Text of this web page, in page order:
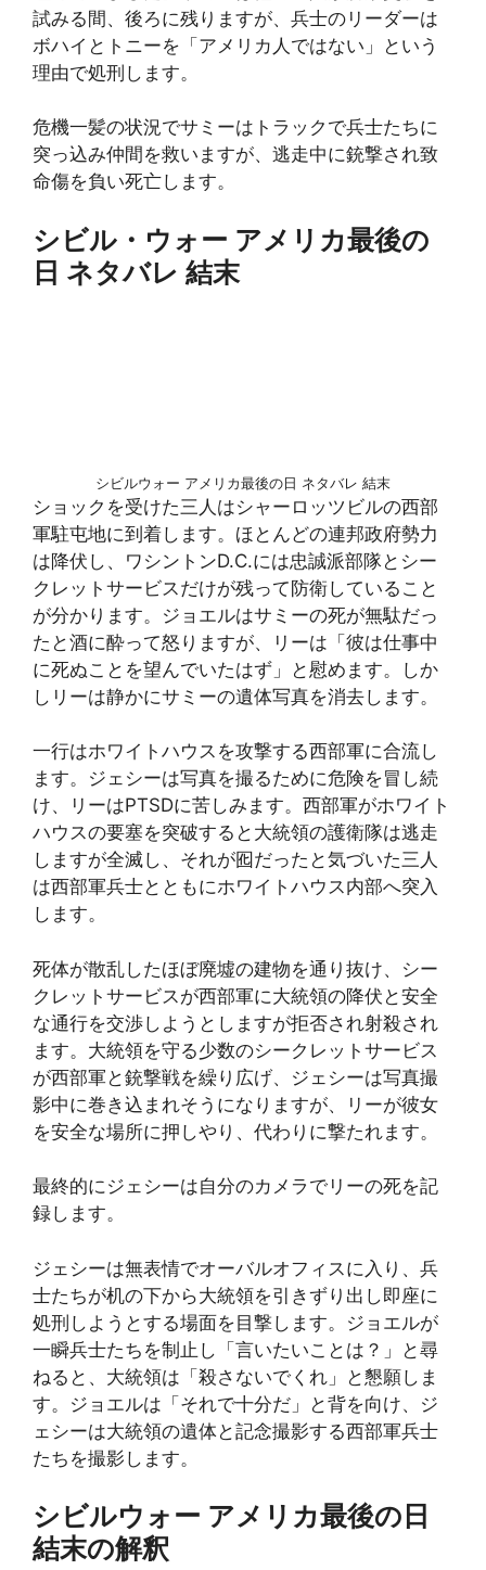
試みる間、後ろに残りますが、兵士のリーダーは
ボハイとトニーを「アメリカ人ではない」という
理由で処刑します。
危機一髪の状況でサミーはトラックで兵士たちに
突っ込み仲間を救いますが、逃走中に銃撃され致
命傷を負い死亡します。
シビル・ウォー アメリカ最後の
日 ネタバレ 結末
シビルウォー アメリカ最後の日 ネタバレ 結末
ショックを受けた三人はシャーロッツビルの西部
軍駐屯地に到着します。ほとんどの連邦政府勢力
は降伏し、ワシントンD.C.には忠誠派部隊とシー
クレットサービスだけが残って防衛していること
が分かります。ジョエルはサミーの死が無駄だっ
たと酒に酔って怒りますが、リーは「彼は仕事中
に死ぬことを望んでいたはず」と慰めます。しか
しリーは静かにサミーの遺体写真を消去します。
一行はホワイトハウスを攻撃する西部軍に合流し
ます。ジェシーは写真を撮るために危険を冒し続
け、リーはPTSDに苦しみます。西部軍がホワイト
ハウスの要塞を突破すると大統領の護衛隊は逃走
しますが全滅し、それが囮だったと気づいた三人
は西部軍兵士とともにホワイトハウス内部へ突入
します。
死体が散乱したほぼ廃墟の建物を通り抜け、シー
クレットサービスが西部軍に大統領の降伏と安全
な通行を交渉しようとしますが拒否され射殺され
ます。大統領を守る少数のシークレットサービス
が西部軍と銃撃戦を繰り広げ、ジェシーは写真撮
影中に巻き込まれそうになりますが、リーが彼女
を安全な場所に押しやり、代わりに撃たれます。
最終的にジェシーは自分のカメラでリーの死を記
録します。
ジェシーは無表情でオーバルオフィスに入り、兵
士たちが机の下から大統領を引きずり出し即座に
処刑しようとする場面を目撃します。ジョエルが
一瞬兵士たちを制止し「言いたいことは？」と尋
ねると、大統領は「殺さないでくれ」と懇願しま
す。ジョエルは「それで十分だ」と背を向け、ジ
ェシーは大統領の遺体と記念撮影する西部軍兵士
たちを撮影します。
シビルウォー アメリカ最後の日
結末の解釈